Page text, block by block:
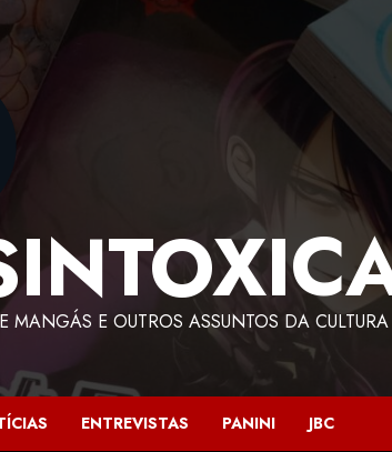
E OUTROS ASSUNTOS DA CULTURA
ENTREVISTAS PANINI JBC